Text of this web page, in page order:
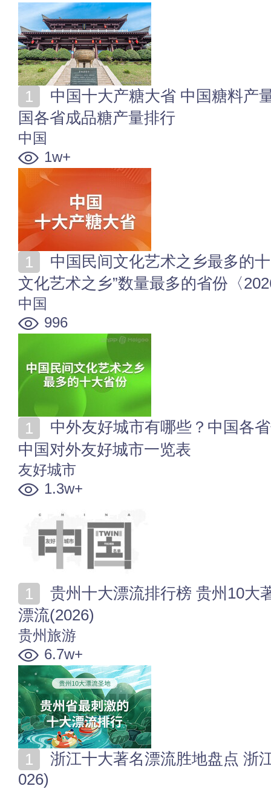
国各省成品糖产量排行
中国
1w+
文化艺术之乡”数量最多的省份〈
中国
996
中国对外友好城市一览表
友好城市
1.3w+
漂流(2026)
贵州旅游
6.7w+
026)